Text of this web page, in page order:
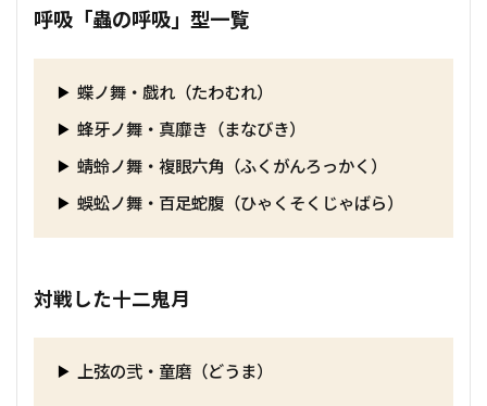
呼吸「蟲の呼吸」型一覧
蝶ノ舞・戯れ（たわむれ）
蜂牙ノ舞・真靡き（まなびき）
蜻蛉ノ舞・複眼六角（ふくがんろっかく）
蜈蚣ノ舞・百足蛇腹（ひゃくそくじゃばら）
対戦した十二鬼月
上弦の弐・童磨（どうま）